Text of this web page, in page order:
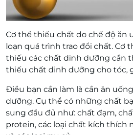
Cơ thể thiếu chất do chế độ ăn
loạn quá trình trao đổi chất. Cơ
thiếu các chất dinh dưỡng cần
thiếu chất dinh dưỡng cho tóc,
Điều bạn cần làm là cần ăn
dưỡng. Cụ thể có những chất
sung đầu đủ như: chất đạm,
protein, các loại chất kích thích